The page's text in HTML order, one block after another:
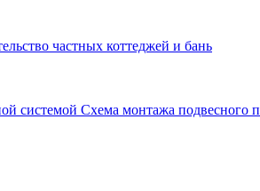
частных коттеджей и бань
системой Схема монтажа подвесного